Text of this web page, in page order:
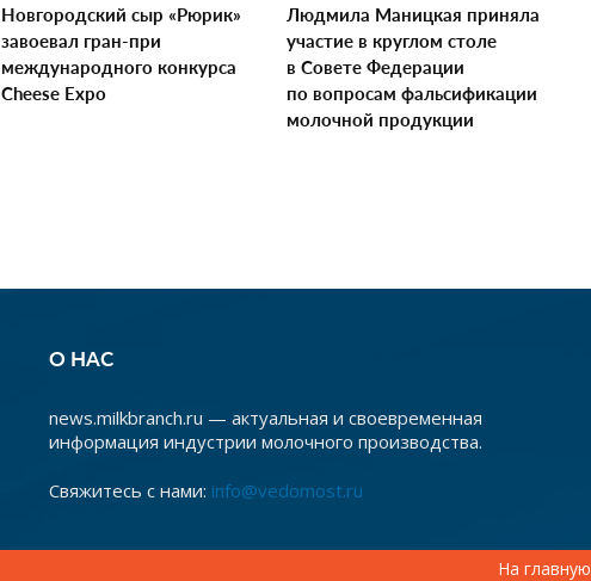
Новгородский сыр «Рюрик»
завоевал гран-при
международного конкурса
Cheese Expo
Людмила Маницкая приняла
участие в круглом столе
в Совете Федерации
по вопросам фальсификации
молочной продукции
О НАС
news.milkbranch.ru — актуальная и своевременная
информация индустрии молочного производства.
Свяжитесь с нами: info@vedomost.ru
На главную